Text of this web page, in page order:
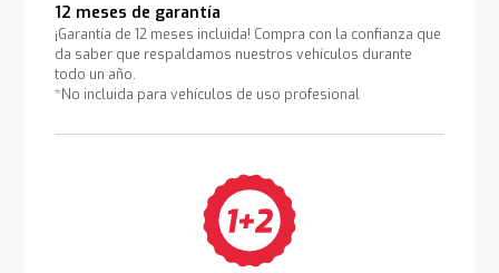
12 meses de garantía
¡Garantía de 12 meses incluida! Compra con la confianza que
da saber que respaldamos nuestros vehículos durante
todo un año.
*No incluida para vehículos de uso profesional